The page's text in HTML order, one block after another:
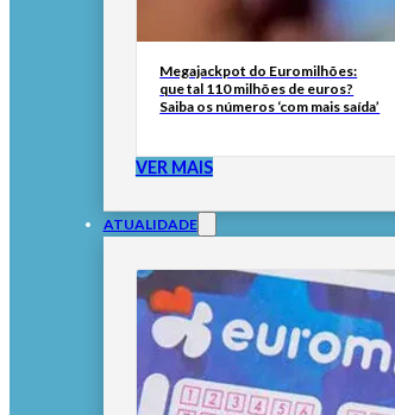
Megajackpot do Euromilhões:
que tal 110 milhões de euros?
Saiba os números ‘com mais saída’
VER MAIS
ATUALIDADE